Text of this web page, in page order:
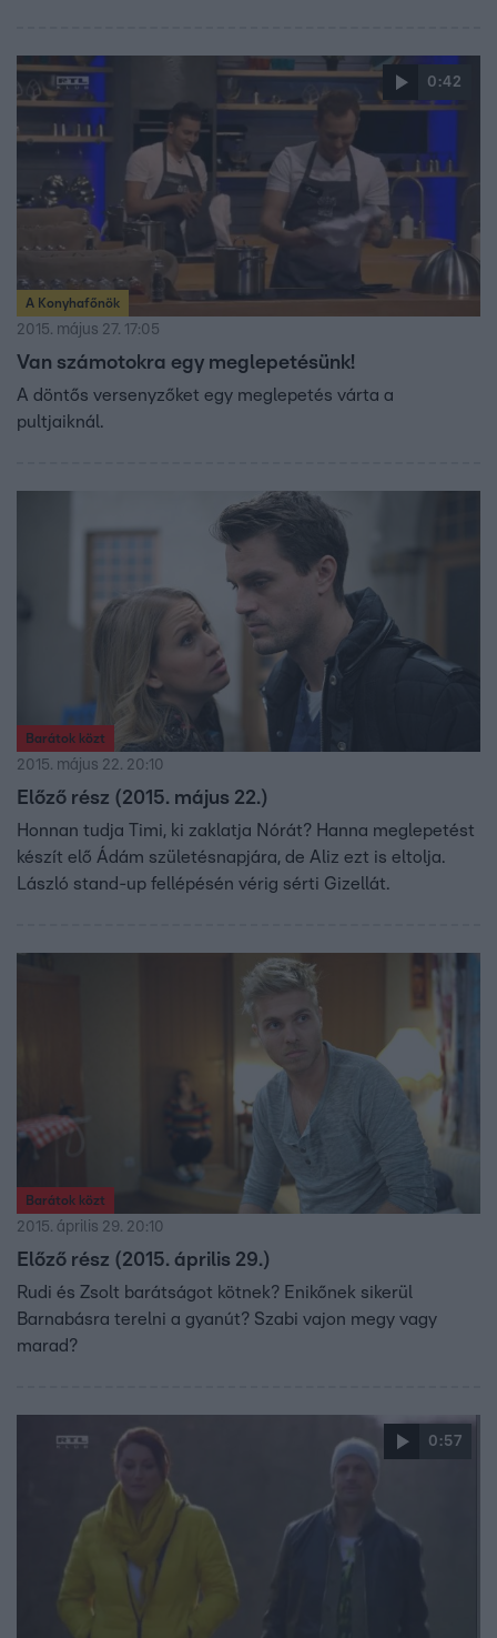
0:42
A Konyhafőnök
2015. május 27. 17:05
Van számotokra egy meglepetésünk!
A döntős versenyzőket egy meglepetés várta a
pultjaiknál.
Barátok közt
2015. május 22. 20:10
Előző rész (2015. május 22.)
Honnan tudja Timi, ki zaklatja Nórát? Hanna meglepetést
készít elő Ádám születésnapjára, de Aliz ezt is eltolja.
László stand-up fellépésén vérig sérti Gizellát.
Barátok közt
2015. április 29. 20:10
Előző rész (2015. április 29.)
Rudi és Zsolt barátságot kötnek? Enikőnek sikerül
Barnabásra terelni a gyanút? Szabi vajon megy vagy
marad?
0:57